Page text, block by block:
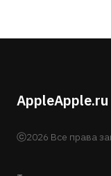
AppleApple.ru
ⓒ2026 Все права